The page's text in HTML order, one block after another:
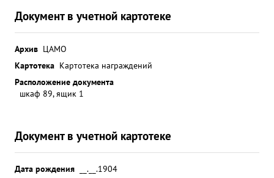
Документ в учетной картотеке
Архив ЦАМО
Картотека Картотека награждений
Расположение документа
шкаф 89, ящик 1
Документ в учетной картотеке
Дата рождения
__.__.1904